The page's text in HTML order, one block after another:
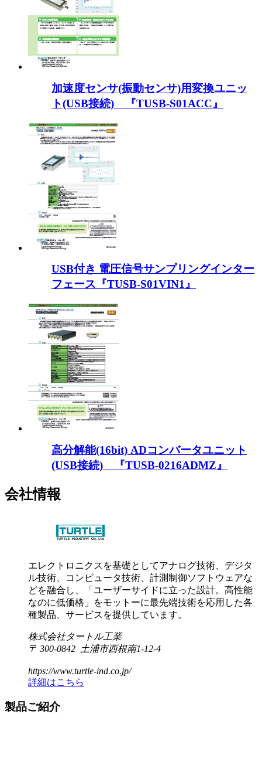
加速度センサ(振動センサ)用変換ユニッ
ト(USB接続) 『TUSB-S01ACC』
USB付き 電圧信号サンプリングインター
フェース『TUSB-S01VIN1』
高分解能(16bit) ADコンバータユニット
(USB接続) 『TUSB-0216ADMZ』
会社情報
エレクトロニクスを基礎としてアナログ技術、デジタ
ル技術、コンピュータ技術、計測制御ソフトウェアな
どを融合し、「ユーザーサイドに立った設計。高性能
なのに低価格」をモットーに最先端技術を応用した各
種製品、サービスを提供しています。
株式会社タートル工業
〒 300-0842 土浦市西根南1-12-4
https://www.turtle-ind.co.jp/
詳細はこちら
製品ご紹介